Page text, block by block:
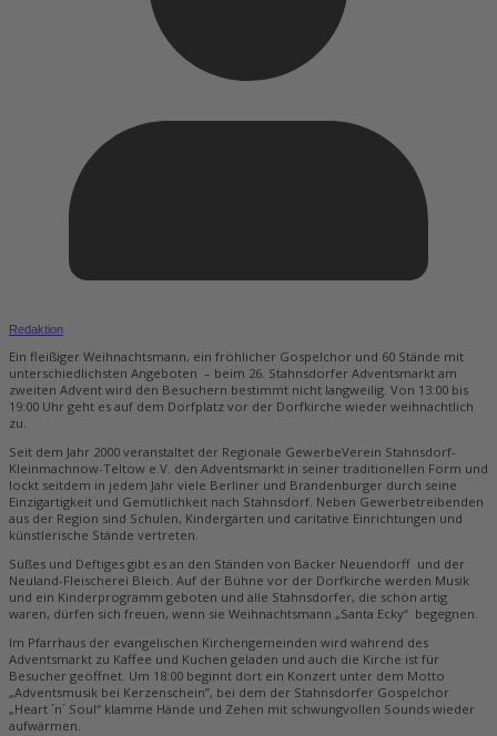
Redaktion
Ein fleißiger Weihnachtsmann, ein fröhlicher Gospelchor und 60 Stände mit
unterschiedlichsten Angeboten – beim 26. Stahnsdorfer Adventsmarkt am
zweiten Advent wird den Besuchern bestimmt nicht langweilig. Von 13:00 bis
19:00 Uhr geht es auf dem Dorfplatz vor der Dorfkirche wieder weihnachtlich
zu.
Seit dem Jahr 2000 veranstaltet der Regionale GewerbeVerein Stahnsdorf-
Kleinmachnow-Teltow e.V. den Adventsmarkt in seiner traditionellen Form und
lockt seitdem in jedem Jahr viele Berliner und Brandenburger durch seine
Einzigartigkeit und Gemütlichkeit nach Stahnsdorf. Neben Gewerbetreibenden
aus der Region sind Schulen, Kindergärten und caritative Einrichtungen und
künstlerische Stände vertreten.
Süßes und Deftiges gibt es an den Ständen von Bäcker Neuendorff und der
Neuland-Fleischerei Bleich. Auf der Bühne vor der Dorfkirche werden Musik
und ein Kinderprogramm geboten und alle Stahnsdorfer, die schön artig
waren, dürfen sich freuen, wenn sie Weihnachtsmann „Santa Ecky“ begegnen.
Im Pfarrhaus der evangelischen Kirchengemeinden wird während des
Adventsmarkt zu Kaffee und Kuchen geladen und auch die Kirche ist für
Besucher geöffnet. Um 18:00 beginnt dort ein Konzert unter dem Motto
„Adventsmusik bei Kerzenschein”, bei dem der Stahnsdorfer Gospelchor
„Heart ´n´ Soul“ klamme Hände und Zehen mit schwungvollen Sounds wieder
aufwärmen.